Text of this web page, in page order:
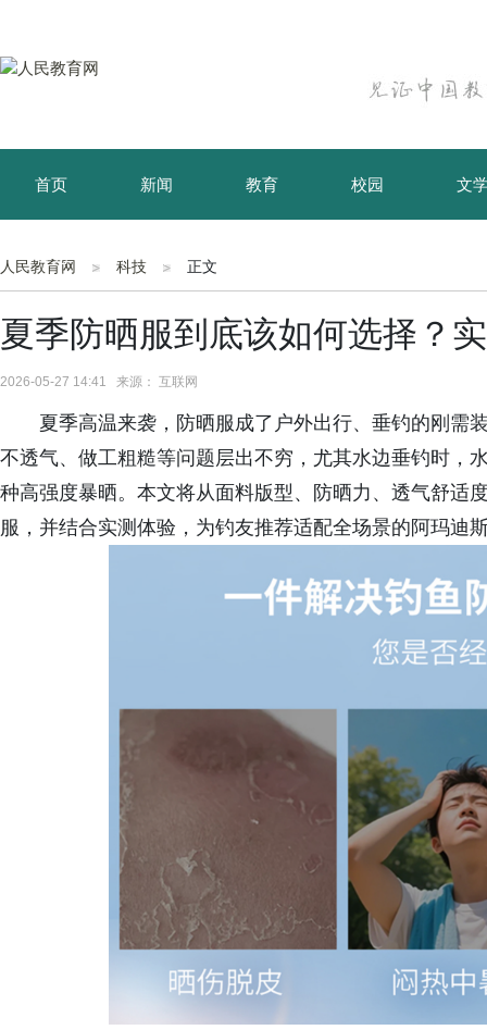
首页 新闻 教育 校园 文
育儿 资讯
人民教育网 科技 正文
夏季防晒服到底该如何选择？
2026-05-27 14:41 来源： 互联网
夏季高温来袭，防晒服成了户外出行、垂钓的刚需
不透气、做工粗糙等问题层出不穷，尤其水边垂钓时，
种高强度暴晒。本文将从面料版型、防晒力、透气舒适
服，并结合实测体验，为钓友推荐适配全场景的阿玛迪